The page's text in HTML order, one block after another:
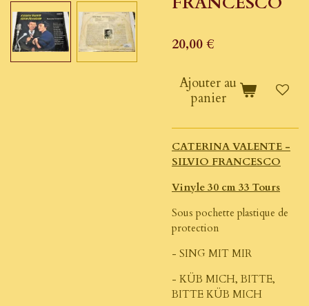
20,00 €
Ajouter au
panier
CATERINA VALENTE -
SILVIO FRANCESCO
Vinyle 30 cm 33 Tours
Sous pochette plastique de
protection
- SING MIT MIR
- KÜB MICH, BITTE,
BITTE KÜB MICH